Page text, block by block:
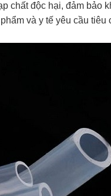
chất độc hại, đảm bảo
và y tế yêu cầu tiêu